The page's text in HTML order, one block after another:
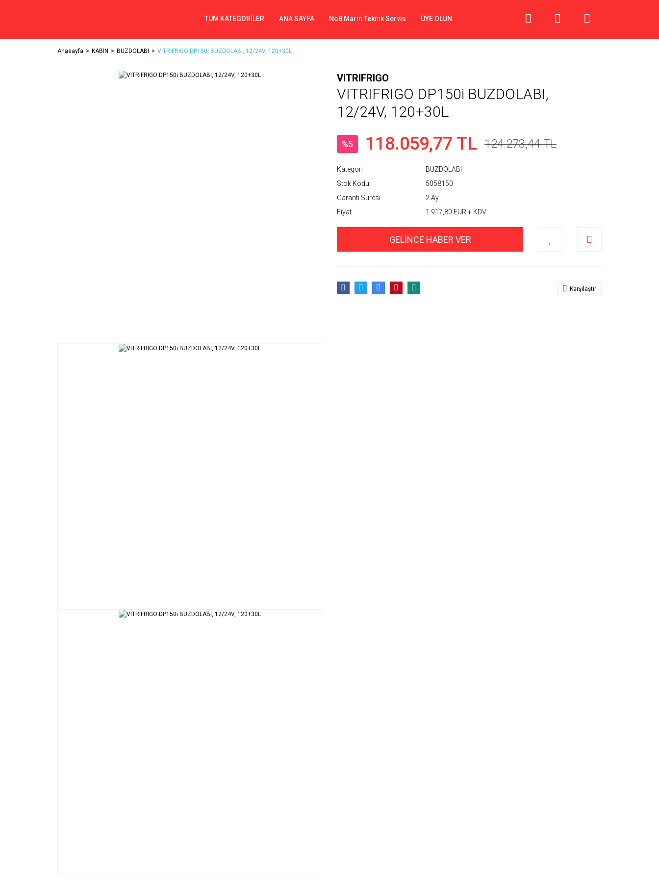
TÜM KATEGORİLER ANA SAYFA No8 Marin Teknik Servis ÜYE OLUN
Anasayfa KABİN BUZDOLABI VITRIFRIGO DP150i BUZDOLABI, 12/24V, 120+30L
VITRIFRIGO
VITRIFRIGO DP150i BUZDOLABI,
12/24V, 120+30L
%5 118.059,77 TL 124.273,44 TL
Kategori
BUZDOLABI
Stok Kodu
5058150
Garanti Süresi
2 Ay
Fiyat
1.917,80 EUR + KDV
GELİNCE HABER VER
Karşılaştır